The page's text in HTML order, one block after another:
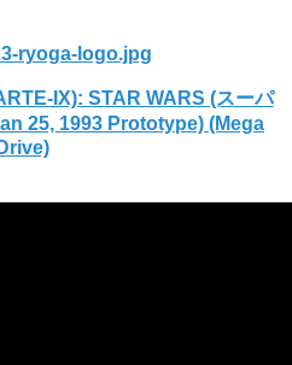
ryoga-logo.jpg
IX): STAR WARS (スーパ
25, 1993 Prototype) (Mega
Drive)